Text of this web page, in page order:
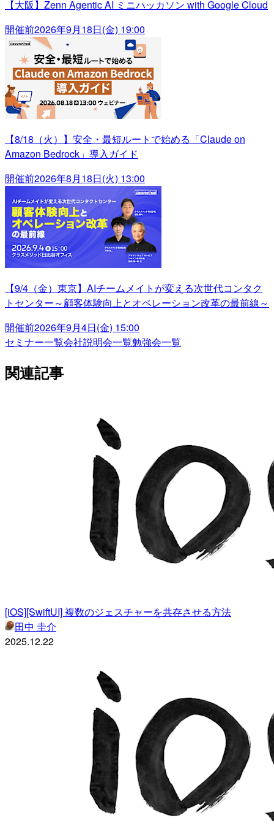
【大阪】Zenn Agentic AI ミニハッカソン with Google Cloud
開催前2026年9月18日(金) 19:00
【8/18（火）】安全・最短ルートで始める「Claude on
Amazon Bedrock」導入ガイド
開催前2026年8月18日(火) 13:00
【9/4（金）東京】AIチームメイトが変える次世代コンタク
トセンター～顧客体験向上とオペレーション改革の最前線～
開催前2026年9月4日(金) 15:00
セミナー一覧会社説明会一覧勉強会一覧
関連記事
[iOS][SwiftUI] 複数のジェスチャーを共存させる方法
田中 圭介
2025.12.22